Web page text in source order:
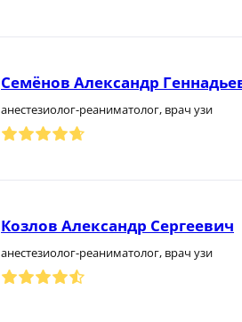
Семёнов Александр
анестезиолог-реаниматолог, врач узи
Козлов Александр Сергеевич
анестезиолог-реаниматолог, врач узи